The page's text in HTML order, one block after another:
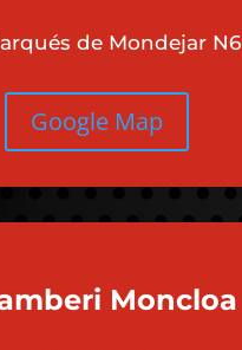
de Mondejar N6
Google Map
Moncloa